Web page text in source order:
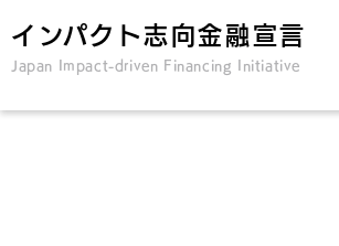
インパクト志向金融宣言
Japan Impact-driven Financing Initiative